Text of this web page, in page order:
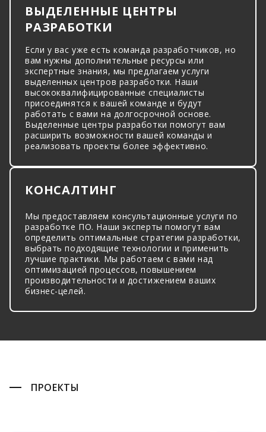
ВЫДЕЛЕННЫЕ ЦЕНТРЫ
РАЗРАБОТКИ
Если у вас уже есть команда разработчиков, но
вам нужны дополнительные ресурсы или
экспертные знания, мы предлагаем услуги
выделенных центров разработки. Наши
высококвалифицированные специалисты
присоединятся к вашей команде и будут
работать с вами на долгосрочной основе.
Выделенные центры разработки помогут вам
расширить возможности вашей команды и
реализовать проекты более эффективно.
КОНСАЛТИНГ
Мы предоставляем консультационные услуги по
разработке ПО. Наши эксперты помогут вам
определить оптимальные стратегии разработки,
выбрать подходящие технологии и применить
лучшие практики. Мы работаем с вами над
оптимизацией процессов, повышением
производительности и достижением ваших
бизнес-целей.
ПРОЕКТЫ